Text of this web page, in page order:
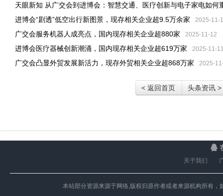
天眼新知 从广交会到进博会：智慧交通、医疗创新与电子家电如何
进博会“剧透”低空出行新图景，现存相关企业超9.5万余家
2025-11-
广交会服务机器人成亮点，国内现存相关企业超880家 2025-11-12
进博会医疗器械创新潮涌，国内现存相关企业超619万家 2025-11-
广交会凸显外贸发展新活力，现存外贸相关企业超868万家 2025-
< 返回首页 头条资讯 >
关于我们
本站部分资源来源于网络,版权归原作者或者来源机构所有